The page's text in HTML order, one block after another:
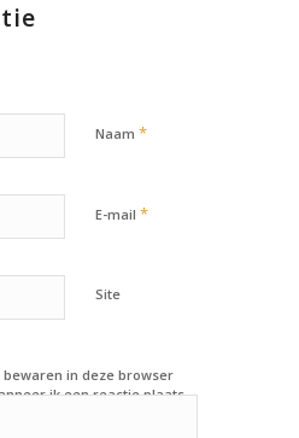
Naam *
E-mail *
Site
in deze browser
ik een reactie plaats.